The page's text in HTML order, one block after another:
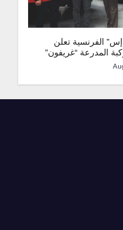
الفرنسية تعلن
المدرعة “غريفون”